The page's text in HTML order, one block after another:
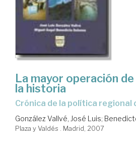
La mayor operación
la historia
crónica de la política regional
González Vallvé, José Luis;
Plaza y Valdés . Madrid, 2007